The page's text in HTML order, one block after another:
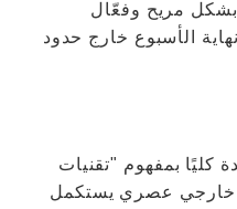
بشكل مريح وفعّال
الأسبوع خارج حدود
كليًا بمفهوم "تقنيات
خارجي عصري يستكمل